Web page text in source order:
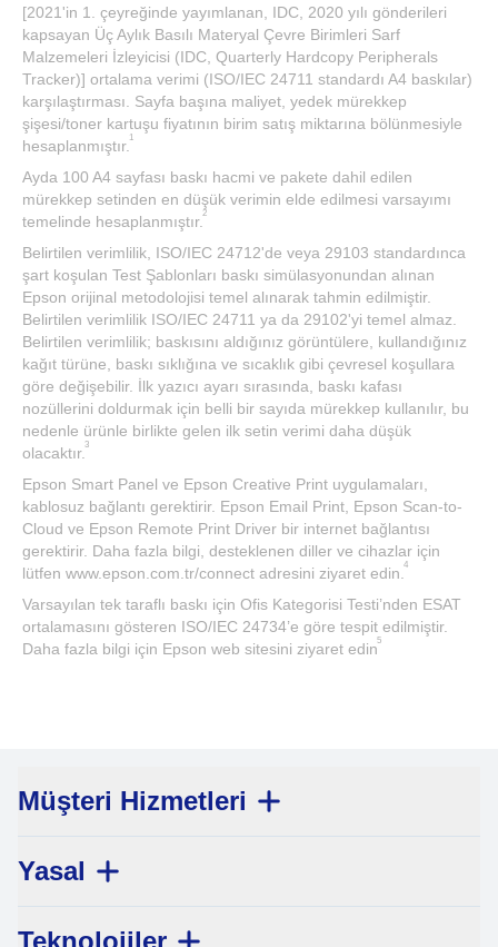
[2021'in 1. çeyreğinde yayımlanan, IDC, 2020 yılı gönderileri
kapsayan Üç Aylık Basılı Materyal Çevre Birimleri Sarf
Malzemeleri İzleyicisi (IDC, Quarterly Hardcopy Peripherals
Tracker)] ortalama verimi (ISO/IEC 24711 standardı A4 baskılar)
karşılaştırması. Sayfa başına maliyet, yedek mürekkep
şişesi/toner kartuşu fiyatının birim satış miktarına bölünmesiyle
hesaplanmıştır. 1
Ayda 100 A4 sayfası baskı hacmi ve pakete dahil edilen
mürekkep setinden en düşük verimin elde edilmesi varsayımı
temelinde hesaplanmıştır.2
Belirtilen verimlilik, ISO/IEC 24712'de veya 29103 standardınca
şart koşulan Test Şablonları baskı simülasyonundan alınan
Epson orijinal metodolojisi temel alınarak tahmin edilmiştir.
Belirtilen verimlilik ISO/IEC 24711 ya da 29102'yi temel almaz.
Belirtilen verimlilik; baskısını aldığınız görüntülere, kullandığınız
kağıt türüne, baskı sıklığına ve sıcaklık gibi çevresel koşullara
göre değişebilir. İlk yazıcı ayarı sırasında, baskı kafası
nozüllerini doldurmak için belli bir sayıda mürekkep kullanılır, bu
nedenle ürünle birlikte gelen ilk setin verimi daha düşük
olacaktır. 3
Epson Smart Panel ve Epson Creative Print uygulamaları,
kablosuz bağlantı gerektirir. Epson Email Print, Epson Scan-to-
Cloud ve Epson Remote Print Driver bir internet bağlantısı
gerektirir. Daha fazla bilgi, desteklenen diller ve cihazlar için
lütfen www.epson.com.tr/connect adresini ziyaret edin. 4
Varsayılan tek taraflı baskı için Ofis Kategorisi Testi’nden ESAT
ortalamasını gösteren ISO/IEC 24734’e göre tespit edilmiştir.
Daha fazla bilgi için Epson web sitesini ziyaret edin5
Müşteri Hizmetleri
Yasal
Teknolojiler